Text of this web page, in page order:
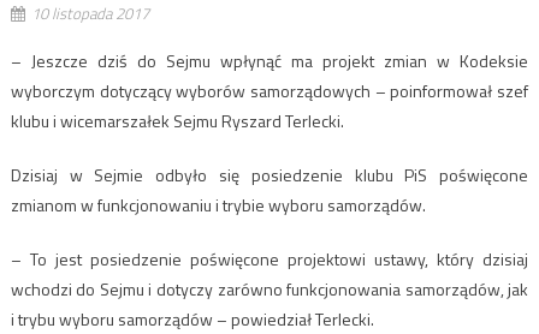
10 listopada 2017
– Jeszcze dziś do Sejmu wpłynąć ma projekt zmian w Kodeksie
wyborczym dotyczący wyborów samorządowych – poinformował szef
klubu i wicemarszałek Sejmu Ryszard Terlecki.
Dzisiaj w Sejmie odbyło się posiedzenie klubu PiS poświęcone
zmianom w funkcjonowaniu i trybie wyboru samorządów.
– To jest posiedzenie poświęcone projektowi ustawy, który dzisiaj
wchodzi do Sejmu i dotyczy zarówno funkcjonowania samorządów, jak
i trybu wyboru samorządów – powiedział Terlecki.